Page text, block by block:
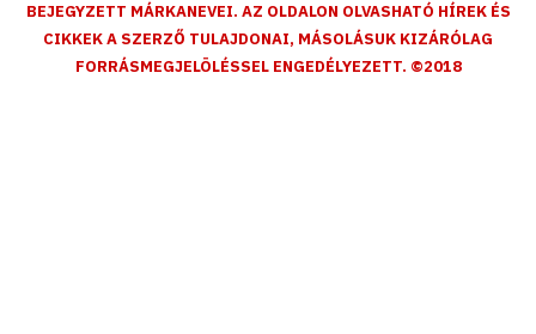
BEJEGYZETT MÁRKANEVEI. AZ OLDALON OLVASHATÓ HÍREK ÉS
CIKKEK A SZERZŐ TULAJDONAI, MÁSOLÁSUK KIZÁRÓLAG
FORRÁSMEGJELÖLÉSSEL ENGEDÉLYEZETT. ©2018